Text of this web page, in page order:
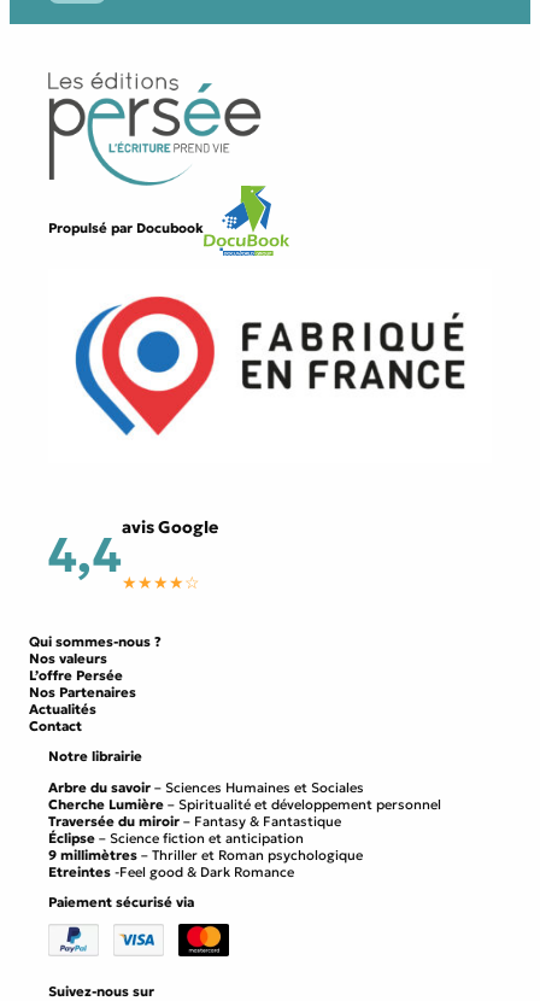
Propulsé par Docubook
4,4avis Google
★★★★☆
Qui sommes-nous ?
Nos valeurs
L’offre Persée
Nos Partenaires
Actualités
Contact
Notre librairie
Arbre du savoir – Sciences Humaines et Sociales
Cherche Lumière – Spiritualité et développement personnel
Traversée du miroir – Fantasy & Fantastique
Éclipse – Science fiction et anticipation
9 millimètres – Thriller et Roman psychologique
Etreintes -Feel good & Dark Romance
Paiement sécurisé via
Suivez-nous sur